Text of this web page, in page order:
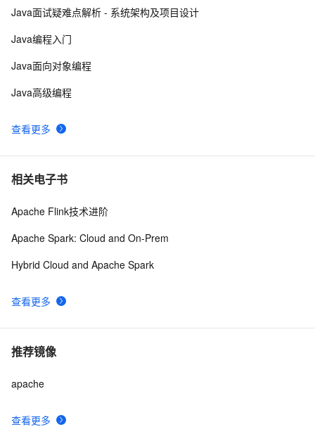
10java 中的多线程   内部类实现 数据共享 和 Runnable实
查看更多
Java面试疑难点解析 - 系统架构及项目设计
Java编程入门
Java面向对象编程
Java高级编程
相关电子书
查看更多
Apache Flink技术进阶
Apache Spark: Cloud and On-Prem
Hybrid Cloud and Apache Spark
推荐镜像
查看更多
apache